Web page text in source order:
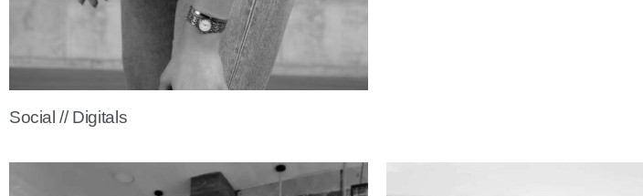
Social // Digitals